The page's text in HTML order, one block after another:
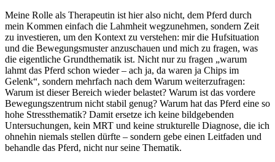
Meine Rolle als Therapeutin ist hier also nicht, dem Pferd durch
mein Kommen einfach die Lahmheit wegzunehmen, sondern Zeit
zu investieren, um den Kontext zu verstehen: mir die Hufsituation
und die Bewegungsmuster anzuschauen und mich zu fragen, was
die eigentliche Grundthematik ist. Nicht nur zu fragen „warum
lahmt das Pferd schon wieder – ach ja, da waren ja Chips im
Gelenk“, sondern mehrfach nach dem Warum weiterzufragen:
Warum ist dieser Bereich wieder belastet? Warum ist das vordere
Bewegungszentrum nicht stabil genug? Warum hat das Pferd eine so
hohe Stressthematik? Damit ersetze ich keine bildgebenden
Untersuchungen, kein MRT und keine strukturelle Diagnose, die ich
ohnehin niemals stellen dürfte – sondern gebe einen Leitfaden und
behandle das Pferd, nicht nur seine Thematik.